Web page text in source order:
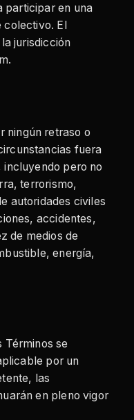
participar en una
colectivo. El
jurisdicción
ningún retraso o
fuera
pero no
terrorismo,
autoridades civiles
accidentes,
de medios de
energía,
Términos se
por un
las
en pleno vigor